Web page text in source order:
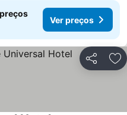
Ver preços
Partilhar